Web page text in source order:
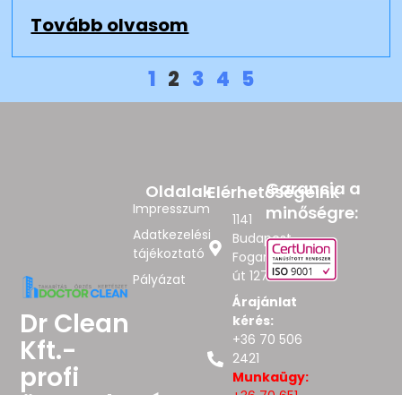
Tovább olvasom
1 2 3 4 5
Dr Clean
Kft.-
profi
Elérhetőségeink
1141
Budapest,
Fogarasi
út 127.
Árajánlat
kérés:
+36 70 506
2421
Munkaügy:
Oldalak
Impresszum
Adatkezelési
tájékoztató
Pályázat
Garancia a
minőségre: